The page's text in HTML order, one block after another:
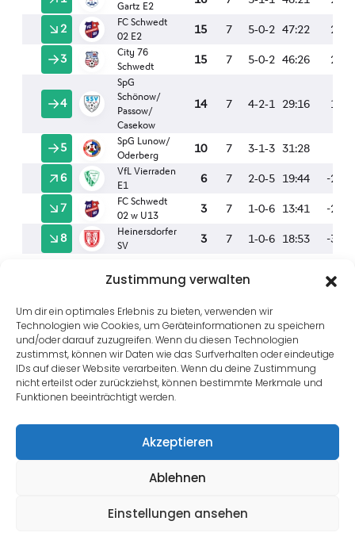
Zustimmung verwalten
Um dir ein optimales Erlebnis zu bieten, verwenden wir
Technologien wie Cookies, um Geräteinformationen zu speichern
und/oder darauf zuzugreifen. Wenn du diesen Technologien
zustimmst, können wir Daten wie das Surfverhalten oder eindeutige
IDs auf dieser Website verarbeiten. Wenn du deine Zustimmung
nicht erteilst oder zurückziehst, können bestimmte Merkmale und
Funktionen beeinträchtigt werden.
Akzeptieren
Ablehnen
Einstellungen ansehen
Useful Link
Impressum
Kontakt
Cookies
Anmelden